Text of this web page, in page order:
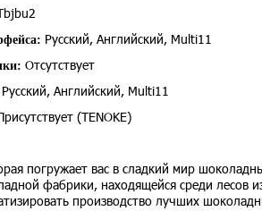
Русский, Английский, Multi11
Отсутствует
Русский, Английский, Multi11
(TENOKE)
погружает вас в сладкий мир
фабрики, находящейся среди лесов
производство лучших